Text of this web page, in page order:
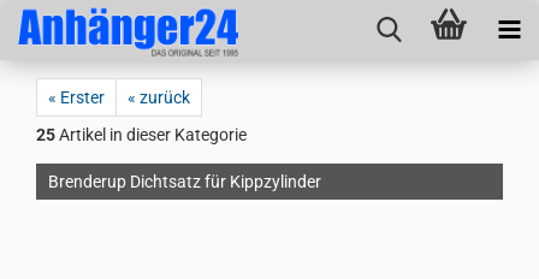
« Erster
« zurück
25Artikel in dieser Kategorie
Brenderup Dichtsatz für Kippzylinder